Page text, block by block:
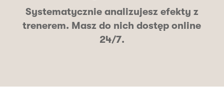
Systematycznie analizujesz efekty z
trenerem. Masz do nichdostęp online
24/7.